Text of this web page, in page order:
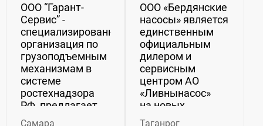
ООО “Гарант-
Сервис” -
специализированная
организация по
грузоподъемным
механизмам в
системе
ростехнадзора
РФ, предлагает
вам
Самара
ООО «Бердянские
насосы» является
единственным
официальным
дилером и
сервисным
центром АО
«Ливнынасос»
на новых
территориях
Таганрог